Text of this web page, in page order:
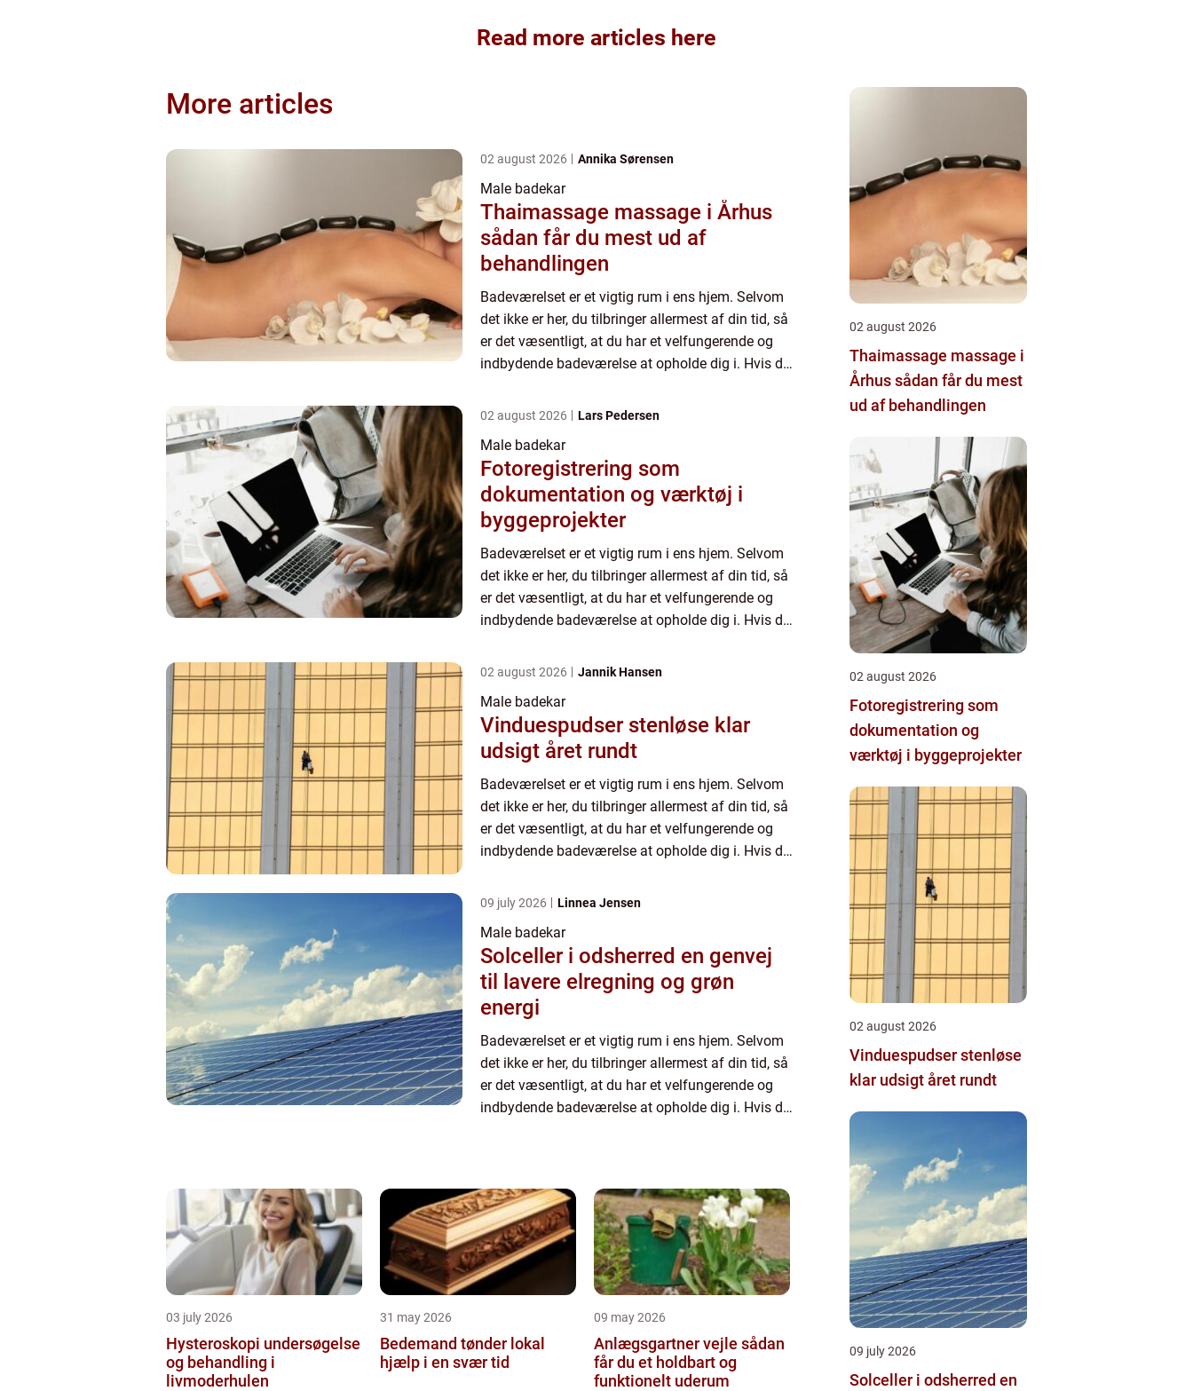
Read more articles here
More articles
02 august 2026 Annika Sørensen
Male badekar
Thaimassage massage i Århus
sådan får du mest ud af
behandlingen
Badeværelset er et vigtig rum i ens hjem. Selvom
det ikke er her, du tilbringer allermest af din tid, så
er det væsentligt, at du har et velfungerende og
indbydende badeværelse at opholde dig i. Hvis du
02 august 2026 Lars Pedersen
Male badekar
Fotoregistrering som
dokumentation og værktøj i
byggeprojekter
Badeværelset er et vigtig rum i ens hjem. Selvom
det ikke er her, du tilbringer allermest af din tid, så
er det væsentligt, at du har et velfungerende og
indbydende badeværelse at opholde dig i. Hvis du
02 august 2026 Jannik Hansen
Male badekar
Vinduespudser stenløse klar
udsigt året rundt
Badeværelset er et vigtig rum i ens hjem. Selvom
det ikke er her, du tilbringer allermest af din tid, så
er det væsentligt, at du har et velfungerende og
indbydende badeværelse at opholde dig i. Hvis du
09 july 2026 Linnea Jensen
Male badekar
Solceller i odsherred en genvej
til lavere elregning og grøn
energi
Badeværelset er et vigtig rum i ens hjem. Selvom
det ikke er her, du tilbringer allermest af din tid, så
er det væsentligt, at du har et velfungerende og
indbydende badeværelse at opholde dig i. Hvis du
03 july 2026
Hysteroskopi undersøgelse
og behandling i
livmoderhulen
31 may 2026
Bedemand tønder lokal
hjælp i en svær tid
09 may 2026
Anlægsgartner vejle sådan
får du et holdbart og
funktionelt uderum
02 august 2026
Thaimassage massage i
Århus sådan får du mest
ud af behandlingen
02 august 2026
Fotoregistrering som
dokumentation og
værktøj i byggeprojekter
02 august 2026
Vinduespudser stenløse
klar udsigt året rundt
09 july 2026
Solceller i odsherred en